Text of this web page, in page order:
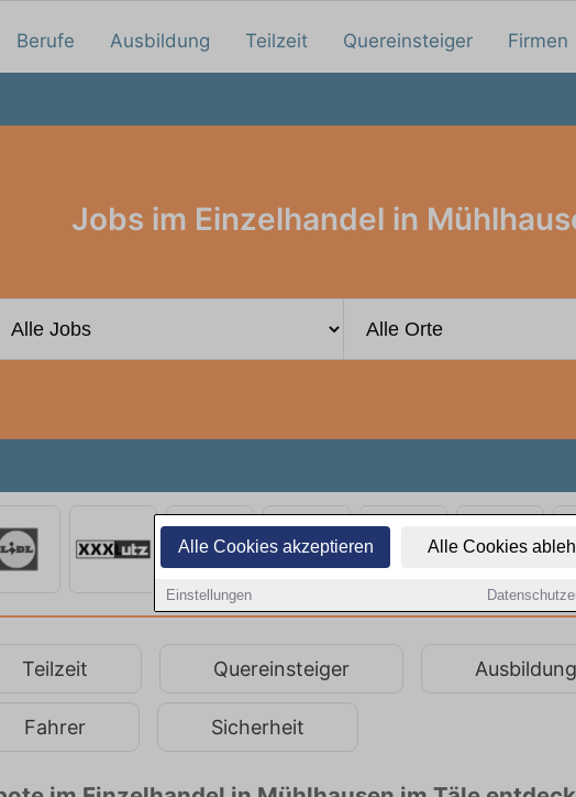
Alle Cookies akzeptieren Alle Cookies
Einstellungen
Berufe Ausbildung Teilzeit Quereinsteiger Firmen
Jobs im Einzelhandel in
Teilzeit Quereinsteiger Ausbildung
Fahrer Sicherheit